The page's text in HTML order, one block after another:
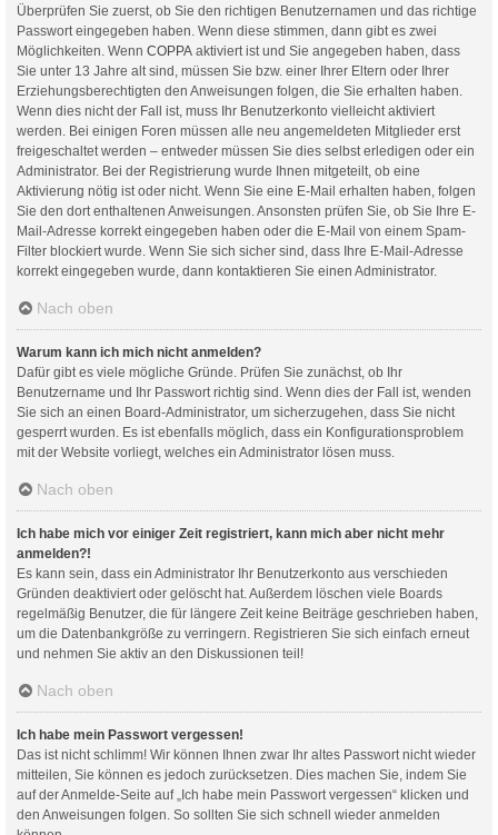
Überprüfen Sie zuerst, ob Sie den richtigen Benutzernamen und das richtige
Passwort eingegeben haben. Wenn diese stimmen, dann gibt es zwei
Möglichkeiten. Wenn COPPA aktiviert ist und Sie angegeben haben, dass
Sie unter 13 Jahre alt sind, müssen Sie bzw. einer Ihrer Eltern oder Ihrer
Erziehungsberechtigten den Anweisungen folgen, die Sie erhalten haben.
Wenn dies nicht der Fall ist, muss Ihr Benutzerkonto vielleicht aktiviert
werden. Bei einigen Foren müssen alle neu angemeldeten Mitglieder erst
freigeschaltet werden – entweder müssen Sie dies selbst erledigen oder ein
Administrator. Bei der Registrierung wurde Ihnen mitgeteilt, ob eine
Aktivierung nötig ist oder nicht. Wenn Sie eine E-Mail erhalten haben, folgen
Sie den dort enthaltenen Anweisungen. Ansonsten prüfen Sie, ob Sie Ihre E-
Mail-Adresse korrekt eingegeben haben oder die E-Mail von einem Spam-
Filter blockiert wurde. Wenn Sie sich sicher sind, dass Ihre E-Mail-Adresse
korrekt eingegeben wurde, dann kontaktieren Sie einen Administrator.
Nach oben
Warum kann ich mich nicht anmelden?
Dafür gibt es viele mögliche Gründe. Prüfen Sie zunächst, ob Ihr
Benutzername und Ihr Passwort richtig sind. Wenn dies der Fall ist, wenden
Sie sich an einen Board-Administrator, um sicherzugehen, dass Sie nicht
gesperrt wurden. Es ist ebenfalls möglich, dass ein Konfigurationsproblem
mit der Website vorliegt, welches ein Administrator lösen muss.
Nach oben
Ich habe mich vor einiger Zeit registriert, kann mich aber nicht mehr
anmelden?!
Es kann sein, dass ein Administrator Ihr Benutzerkonto aus verschieden
Gründen deaktiviert oder gelöscht hat. Außerdem löschen viele Boards
regelmäßig Benutzer, die für längere Zeit keine Beiträge geschrieben haben,
um die Datenbankgröße zu verringern. Registrieren Sie sich einfach erneut
und nehmen Sie aktiv an den Diskussionen teil!
Nach oben
Ich habe mein Passwort vergessen!
Das ist nicht schlimm! Wir können Ihnen zwar Ihr altes Passwort nicht wieder
mitteilen, Sie können es jedoch zurücksetzen. Dies machen Sie, indem Sie
auf der Anmelde-Seite auf „Ich habe mein Passwort vergessen“ klicken und
den Anweisungen folgen. So sollten Sie sich schnell wieder anmelden